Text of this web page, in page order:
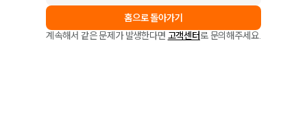
홈으로 돌아가기
계속해서 같은 문제가 발생한다면 고객센터로 문의해주세요.